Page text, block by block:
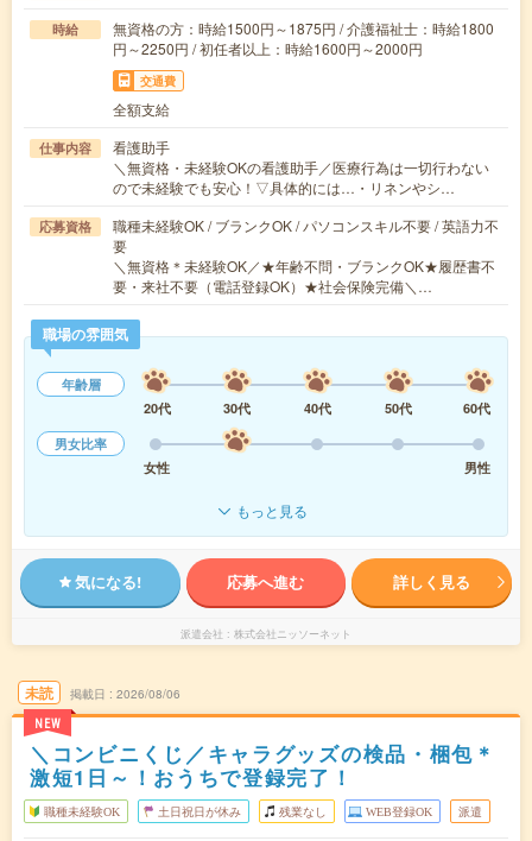
時給
無資格の方：時給1500円～1875円 / 介護福祉士：時給1800
円～2250円 / 初任者以上：時給1600円～2000円
交通費
全額支給
仕事内容
看護助手
＼無資格・未経験OKの看護助手／医療行為は一切行わない
ので未経験でも安心！▽具体的には…・リネンやシ…
応募資格
職種未経験OK / ブランクOK / パソコンスキル不要 / 英語力不
要
＼無資格＊未経験OK／★年齢不問・ブランクOK★履歴書不
要・来社不要（電話登録OK）★社会保険完備＼…
職場の雰囲気
年齢層
20代
30代 40代 50代
60代
男女比率
女性
男性
もっと見る
気になる! 応募へ進む 詳しく見る
派遣会社 株式会社ニッソーネット
未読
NEW
掲載日 2026/08/06
＼コンビニくじ／キャラグッズの検品・梱包＊
激短1日～！おうちで登録完了！
職種未経験OK 土日祝日が休み 残業なし WEB登録OK 派遣